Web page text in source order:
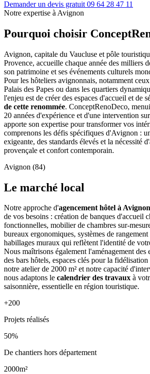
Demander un devis gratuit 09 64 28 47 11
Notre expertise à Avignon
Pourquoi choisir
Avignon, capitale du Vaucluse et pôle
Provence, accueille chaque année des milliers
son patrimoine et ses événements culturels
Pour les hôteliers avignonnais, notamment
Palais des Papes ou dans les quartiers
l'enjeu est de créer des espaces d'accueil et de
de cette renommée. ConceptRenoDeco,
20 années d'expérience et d'une intervention
apporte son expertise pour transformer vos
comprenons les défis spécifiques d'Avignon :
exigeante, des standards élevés et la nécessité
provençale et confort contemporain.
Avignon (84)
Le marché local
Notre approche d'agencement hôtel à Avignon
de vos besoins : création de banques d'accueil
fonctionnelles, mobilier de chambres sur-
bureaux ergonomiques, systèmes de
habillages muraux qui reflètent l'identité de
Nous maîtrisons également l'aménagement des
des bars hôtels, espaces clés pour la
notre atelier de 2000 m² et notre capacité
nous adaptons le calendrier des travaux à
saisonnière, essentielle en région touristique.
+200
Projets réalisés
50%
De chantiers hors département
2000m²